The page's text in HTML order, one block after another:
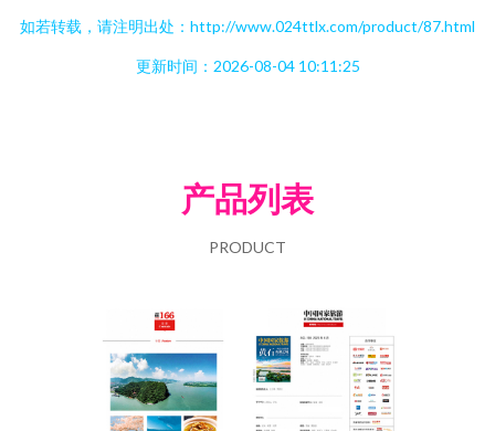
如若转载，请注明出处：http://www.024ttlx.com/product/87.html
更新时间：2026-08-04 10:11:25
产品列表
PRODUCT